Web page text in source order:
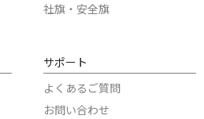
社旗・安全旗
サポート
よくあるご質問
お問い合わせ